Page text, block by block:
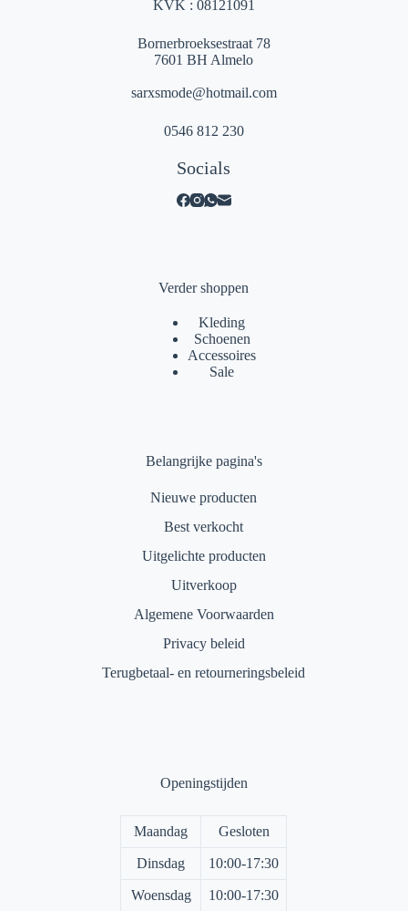
KVK : 08121091
Bornerbroeksestraat 78
7601 BH Almelo
sarxsmode@hotmail.com
0546 812 230
Socials
Verder shoppen
Kleding
Schoenen
Accessoires
Sale
Belangrijke pagina's
Nieuwe producten
Best verkocht
Uitgelichte producten
Uitverkoop
Algemene Voorwaarden
Privacy beleid
Terugbetaal- en retourneringsbeleid
Openingstijden
Maandag Gesloten
Dinsdag 10:00-17:30
Woensdag 10:00-17:30